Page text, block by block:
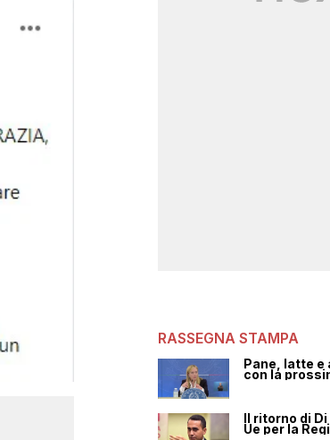
RASSEGNA STAMPA
Pane, latte
con la
Il ritorno di
Ue per la